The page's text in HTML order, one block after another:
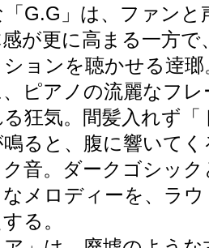
G.G」は、ファンと
が更に高まる一方で
ョンを聴かせる逹瑯
ピアノの流麗なフ
狂気。間髪入れず「
ると、腹に響いてく
ク音。ダークゴシッ
メロディーを、ラ
る。